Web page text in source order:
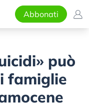
Abbonati
può
famiglie